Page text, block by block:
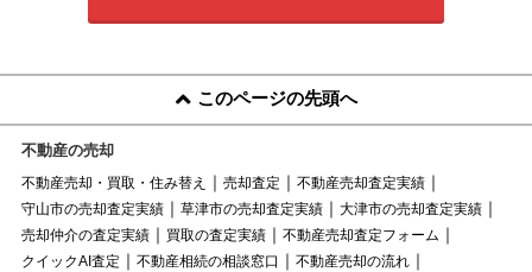
このページの先頭へ
不動産の売却
不動産売却・買取・住み替え 売却査定
不動産売却査定実績
守山市の売却査定実績
草津市の売却査定実績
大津市の売却査定実績
売却仲介の査定実績
買取の査定実績
不動産売却査定フォーム
クイックAI査定
不動産相続の相談窓口
不動産売却の流れ